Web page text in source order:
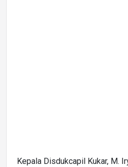
Kepala Disdukcapil Kukar, M.